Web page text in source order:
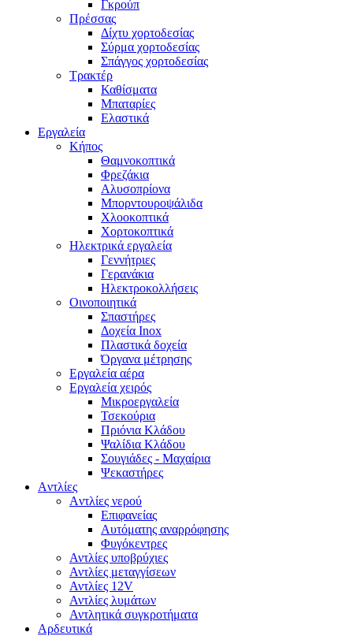
Γκρούπ
Πρέσσας
Δίχτυ χορτοδεσίας
Σύρμα χορτοδεσίας
Σπάγγος χορτοδεσίας
Τρακτέρ
Καθίσματα
Μπαταρίες
Ελαστικά
Εργαλεία
Κήπος
Θαμνοκοπτικά
Φρεζάκια
Aλυσοπρίονα
Μπορντουροψάλιδα
Χλοοκοπτικά
Χορτοκοπτικά
Ηλεκτρικά εργαλεία
Γεννήτριες
Γερανάκια
Ηλεκτροκολλήσεις
Οινοποιητικά
Σπαστήρες
Δοχεία Inox
Πλαστικά δοχεία
Όργανα μέτρησης
Εργαλεία αέρα
Εργαλεία χειρός
Μικροεργαλεία
Τσεκούρια
Πριόνια Κλάδου
Ψαλίδια Κλάδου
Σουγιάδες - Μαχαίρια
Ψεκαστήρες
Aντλίες
Aντλίες νερού
Επιφανείας
Αυτόματης αναρρόφησης
Φυγόκεντρες
Αντλίες υποβρύχιες
Αντλίες μεταγγίσεων
Αντλίες 12V
Αντλίες λυμάτων
Αντλητικά συγκροτήματα
Αρδευτικά